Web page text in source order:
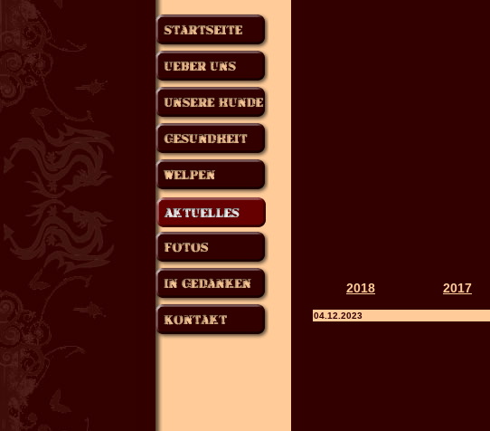
2018
2017
04.12.2023